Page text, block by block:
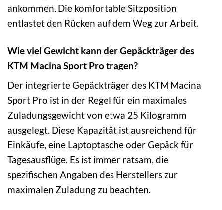
ankommen. Die komfortable Sitzposition
entlastet den Rücken auf dem Weg zur Arbeit.
Wie viel Gewicht kann der Gepäckträger des
KTM Macina Sport Pro tragen?
Der integrierte Gepäckträger des KTM Macina
Sport Pro ist in der Regel für ein maximales
Zuladungsgewicht von etwa 25 Kilogramm
ausgelegt. Diese Kapazität ist ausreichend für
Einkäufe, eine Laptoptasche oder Gepäck für
Tagesausflüge. Es ist immer ratsam, die
spezifischen Angaben des Herstellers zur
maximalen Zuladung zu beachten.